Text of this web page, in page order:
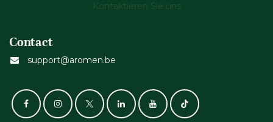
Kontaktieren Sie uns
Contact
support@aromen.be